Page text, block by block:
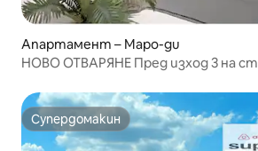
Апартамент – Mapo-gu
НОВО ОТВАРЯНЕ Пред изход 3 на
queen size, 1 единично легло)
Супердомакин
Супердомакин